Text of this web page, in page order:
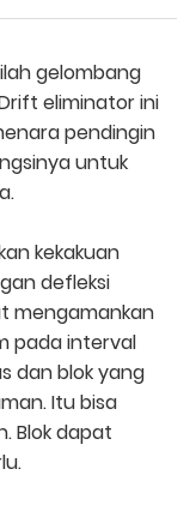
gelombang
eliminator ini
pendingin
untuk
kekakuan
defleksi
mengamankan
pada interval
dan blok yang
Itu bisa
Blok dapat